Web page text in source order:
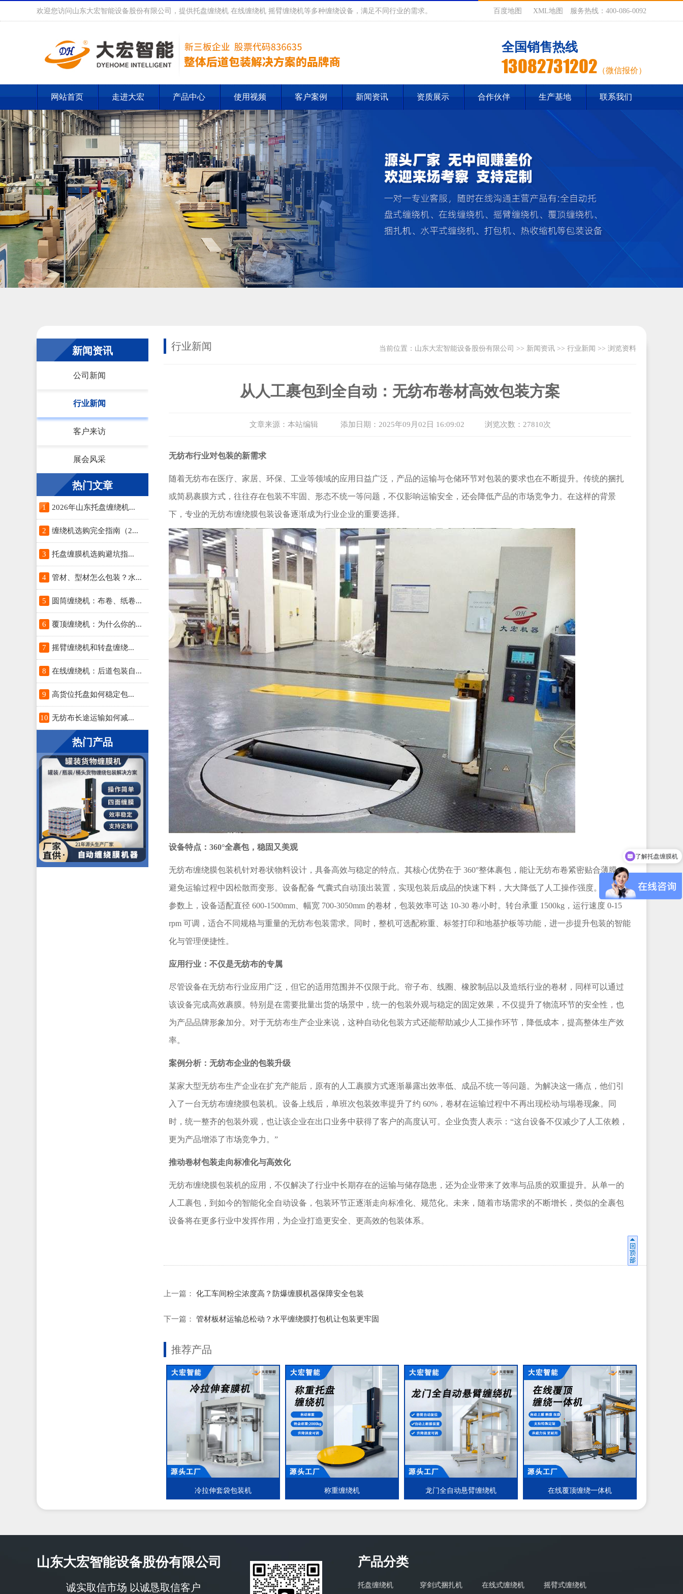
欢迎您访问山东大宏智能设备股份有限公司，提供托盘缠绕机 在线缠绕机 摇臂缠绕机等多种缠绕设备，满足不同行业的需求。 百度地图 XML地图 服务热线：400-086-0092
全国销售热线
13082731202 （微信报价）
网站首页 走进大宏 产品中心 使用视频 客户案例 新闻资讯 资质展示 合作伙伴 生产基地 联系我们
新闻资讯
公司新闻
行业新闻
客户来访
展会风采
热门文章
1 2026年山东托盘缠绕机...
2 缠绕机选购完全指南（2...
3 托盘缠膜机选购避坑指...
4 管材、型材怎么包装？水...
5 圆筒缠绕机：布卷、纸卷...
6 覆顶缠绕机：为什么你的...
7 摇臂缠绕机和转盘缠绕...
8 在线缠绕机：后道包装自...
9 高货位托盘如何稳定包...
10 无纺布长途运输如何减...
热门产品
行业新闻 当前位置： 山东大宏智能设备股份有限公司 >> 新闻资讯 >> 行业新闻 >> 浏览资料
从人工裹包到全自动：无纺布卷材高效包装方案
文章来源：本站编辑 添加日期：2025年09月02日 16:09:02 浏览次数：27810次
无纺布行业对包装的新需求
随着无纺布在医疗、家居、环保、工业等领域的应用日益广泛，产品的运输与仓储环节对包装的要求也在不断提升。传统的捆扎
或简易裹膜方式，往往存在包装不牢固、形态不统一等问题，不仅影响运输安全，还会降低产品的市场竞争力。在这样的背景
下，专业的无纺布缠绕膜包装设备逐渐成为行业企业的重要选择。
设备特点：360°全裹包，稳固又美观
无纺布缠绕膜包装机针对卷状物料设计，具备高效与稳定的特点。其核心优势在于 360°整体裹包，能让无纺布卷紧密贴合薄膜，
避免运输过程中因松散而变形。设备配备 气囊式自动顶出装置，实现包装后成品的快速下料，大大降低了人工操作强度。在性能
参数上，设备适配直径 600-1500mm、幅宽 700-3050mm 的卷材，包装效率可达 10-30 卷/小时。转台承重 1500kg，运行速度 0-15
rpm 可调，适合不同规格与重量的无纺布包装需求。同时，整机可选配称重、标签打印和地基护板等功能，进一步提升包装的智能
化与管理便捷性。
应用行业：不仅是无纺布的专属
尽管设备在无纺布行业应用广泛，但它的适用范围并不仅限于此。帘子布、线圈、橡胶制品以及造纸行业的卷材，同样可以通过
该设备完成高效裹膜。特别是在需要批量出货的场景中，统一的包装外观与稳定的固定效果，不仅提升了物流环节的安全性，也
为产品品牌形象加分。对于无纺布生产企业来说，这种自动化包装方式还能帮助减少人工操作环节，降低成本，提高整体生产效
率。
案例分析：无纺布企业的包装升级
某家大型无纺布生产企业在扩充产能后，原有的人工裹膜方式逐渐暴露出效率低、成品不统一等问题。为解决这一痛点，他们引
入了一台无纺布缠绕膜包装机。设备上线后，单班次包装效率提升了约 60%，卷材在运输过程中不再出现松动与塌卷现象。同
时，统一整齐的包装外观，也让该企业在出口业务中获得了客户的高度认可。企业负责人表示：“这台设备不仅减少了人工依赖，
更为产品增添了市场竞争力。”
推动卷材包装走向标准化与高效化
无纺布缠绕膜包装机的应用，不仅解决了行业中长期存在的运输与储存隐患，还为企业带来了效率与品质的双重提升。从单一的
人工裹包，到如今的智能化全自动设备，包装环节正逐渐走向标准化、规范化。未来，随着市场需求的不断增长，类似的全裹包
设备将在更多行业中发挥作用，为企业打造更安全、更高效的包装体系。
上一篇： 化工车间粉尘浓度高？防爆缠膜机器保障安全包装
下一篇： 管材板材运输总松动？水平缠绕膜打包机让包装更牢固
推荐产品
冷拉伸套袋包装机 称重缠绕机 龙门全自动悬臂缠绕机 在线覆顶缠绕一体机
山东大宏智能设备股份有限公司
诚实取信市场 以诚恳取信客户
产品分类
托盘缠绕机 穿剑式捆扎机 在线式缠绕机 摇臂式缠绕机
获取设备资料和报价